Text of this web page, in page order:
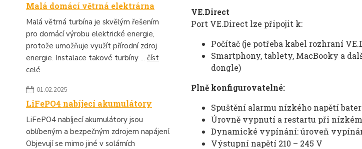
Malá domácí větrná elektrárna
Malá větrná turbína je skvělým řešením
pro domácí výrobu elektrické energie,
protože umožňuje využít přírodní zdroj
energie. Instalace takové turbíny ... číst
celé
01.02.2025
LiFePO4 nabíjecí akumulátory
LiFePO4 nabíjecí akumulátory jsou
oblíbeným a bezpečným zdrojem napájení.
Objevují se mimo jiné v solárních
VE.Direct
Port VE.Direct lze připojit k:
Počítač (je potřeba kabel rozhraní
Smartphony, tablety, MacBooky a
dongle)
Plně konfigurovatelné:
Spuštění alarmu nízkého napětí
Úrovně vypnutí a restartu při
Dynamické vypínání: úroveň
Výstupní napětí 210 – 245 V